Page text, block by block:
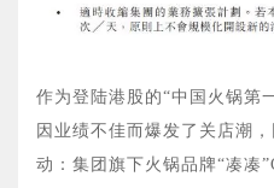
作为登陆港股的“中国火锅第
因业绩不佳而爆发了关店潮
动：集团旗下火锅品牌“凑凑